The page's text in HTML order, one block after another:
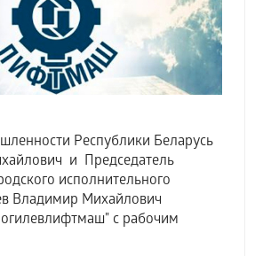
Республики Беларусь
и Председатель
исполнительного
Владимир Михайлович
с рабочим